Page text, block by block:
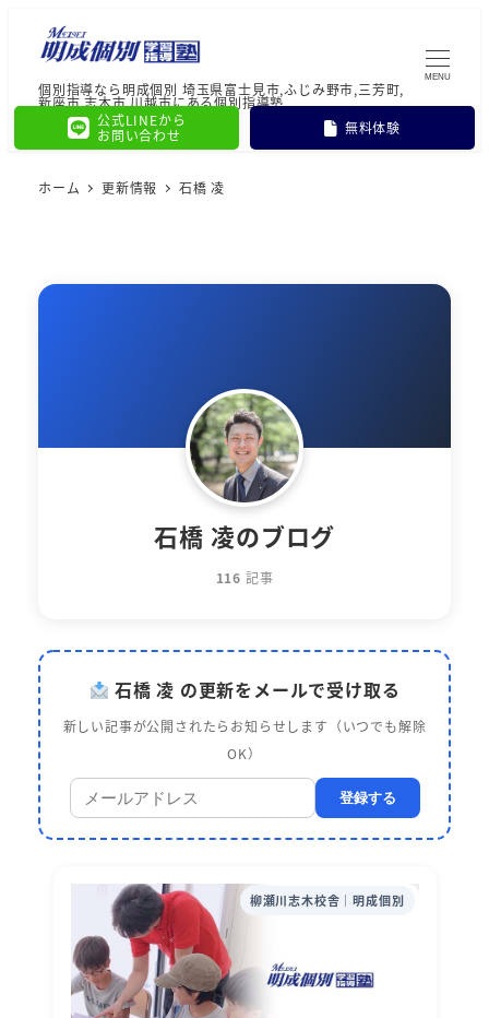
個別指導なら明成個別 埼玉県富士見市,ふじみ野市,三芳町,
新座市,志木市,川越市にある個別指導塾
公式LINEから
お問い合わせ
無料体験
MENU
ホーム 更新情報 石橋 凌
石橋 凌のブログ
116 記事
石橋 凌 の更新をメールで受け取る
新しい記事が公開されたらお知らせします（いつでも解除
OK）
登録する
柳瀬川志木校舎｜明成個別